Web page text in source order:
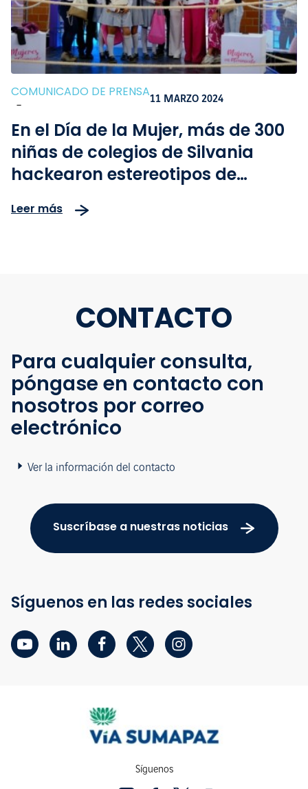
COMUNICADO DE PRENSA
-
11 MARZO 2024
En el Día de la Mujer, más de 300
niñas de colegios de Silvania
hackearon estereotipos de
Leer más
CONTACTO
Para cualquier consulta,
póngase en contacto con
nosotros por correo
electrónico
Ver la información del contacto
Suscríbase a nuestras noticias
Síguenos en las redes sociales
Síguenos